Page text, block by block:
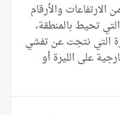
والأرقام
تحيط بالمنطقة،
التي نتجت عن تفشي
على الليرة أو